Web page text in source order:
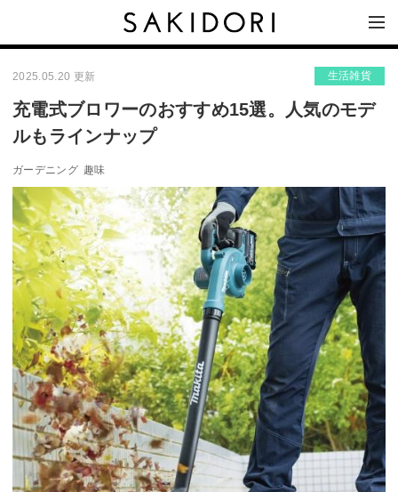
2025.05.20 更新 生活雑貨
充電式ブロワーのおすすめ15選。人気のモデ
ルもラインナップ
ガーデニング 趣味